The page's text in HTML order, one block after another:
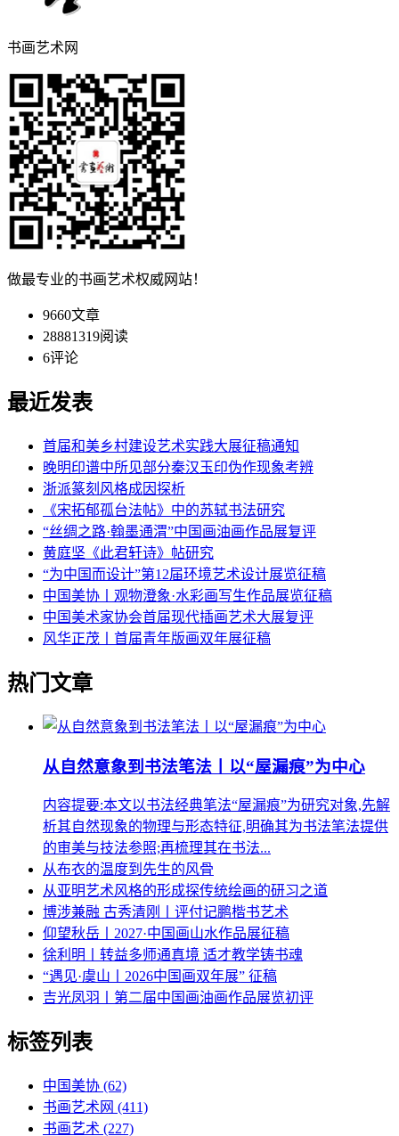
书画艺术网
做最专业的书画艺术权威网站！
9660文章
28881319阅读
6评论
最近发表
首届和美乡村建设艺术实践大展征稿通知
晚明印谱中所见部分秦汉玉印伪作现象考辨
浙派篆刻风格成因探析
《宋拓郁孤台法帖》中的苏轼书法研究
“丝绸之路·翰墨通渭”中国画油画作品展复评
黄庭坚《此君轩诗》帖研究
“为中国而设计”第12届环境艺术设计展览征稿
中国美协丨观物澄象·水彩画写生作品展览征稿
中国美术家协会首届现代插画艺术大展复评
风华正茂丨首届青年版画双年展征稿
热门文章
从自然意象到书法笔法丨以“屋漏痕”为中心
内容提要:本文以书法经典笔法“屋漏痕”为研究对象,先解
析其自然现象的物理与形态特征,明确其为书法笔法提供
的审美与技法参照;再梳理其在书法...
从布衣的温度到先生的风骨
从亚明艺术风格的形成探传统绘画的研习之道
博涉兼融 古秀清刚丨评付记鹏楷书艺术
仰望秋岳丨2027·中国画山水作品展征稿
徐利明丨转益多师通真境 适才教学铸书魂
“遇见·虞山丨2026中国画双年展” 征稿
吉光凤羽丨第二届中国画油画作品展览初评
标签列表
中国美协 (62)
书画艺术网 (411)
书画艺术 (227)